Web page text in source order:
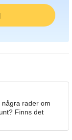
rader om
Finns det